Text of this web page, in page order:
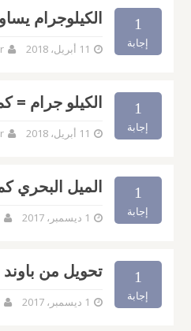
1
إجابة
الكيلوجرام
11 أبريل، 2018
1
إجابة
الكيلو جرام =
11 أبريل، 2018
1
إجابة
الميل البحري
1 ديسمبر، 2017
1
إجابة
تحويل من باوند
1 ديسمبر، 2017